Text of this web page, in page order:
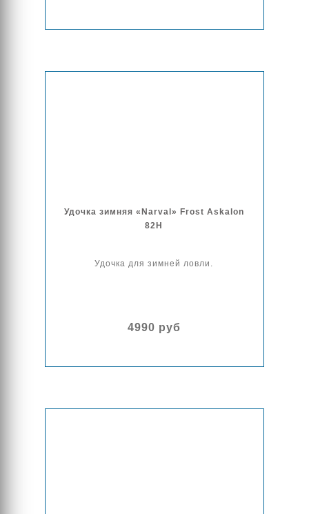
Удочка зимняя «Narval» Frost Askalon
82H
Удочка для зимней ловли.
4990 руб